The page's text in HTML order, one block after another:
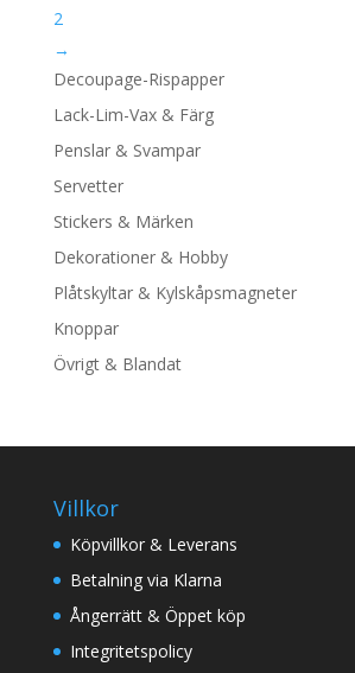
2
→
Decoupage-Rispapper
Lack-Lim-Vax & Färg
Penslar & Svampar
Servetter
Stickers & Märken
Dekorationer & Hobby
Plåtskyltar & Kylskåpsmagneter
Knoppar
Övrigt & Blandat
Villkor
Köpvillkor & Leverans
Betalning via Klarna
Ångerrätt & Öppet köp
Integritetspolicy